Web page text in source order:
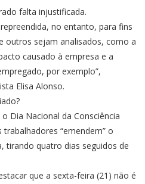
falta injustificada.
no entanto, para fins
outros sejam analisados, como a
causado à empresa e a
por exemplo”,
Elisa Alonso.
Dia Nacional da Consciência
“emendem” o
tirando quatro dias seguidos de
que a sexta-feira (21) não é